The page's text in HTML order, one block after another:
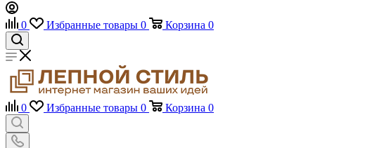
0 Избранные товары 0 Корзина 0
0 Избранные товары 0 Корзина 0